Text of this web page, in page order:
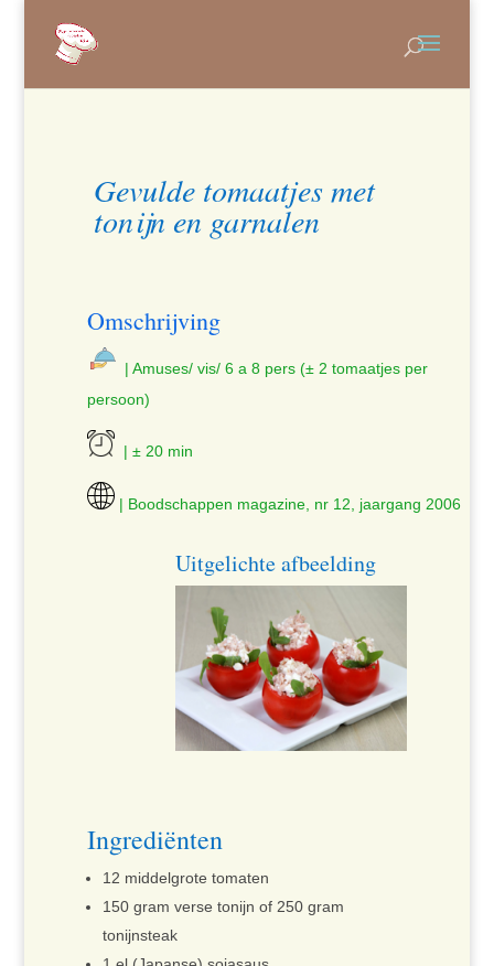
Gevulde tomaatjes met
tonijn en garnalen
Omschrijving
| Amuses/ vis/ 6 a 8 pers (± 2 tomaatjes per
persoon)
| ± 20 min
| Boodschappen magazine, nr 12, jaargang 2006
Uitgelichte afbeelding
Ingrediënten
12 middelgrote tomaten
150 gram verse tonijn of 250 gram
tonijnsteak